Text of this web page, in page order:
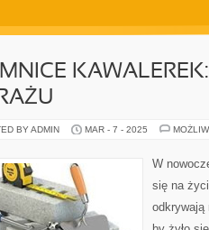
BY ADMIN MAR - 7 - 2025
W
się na
odkrywają